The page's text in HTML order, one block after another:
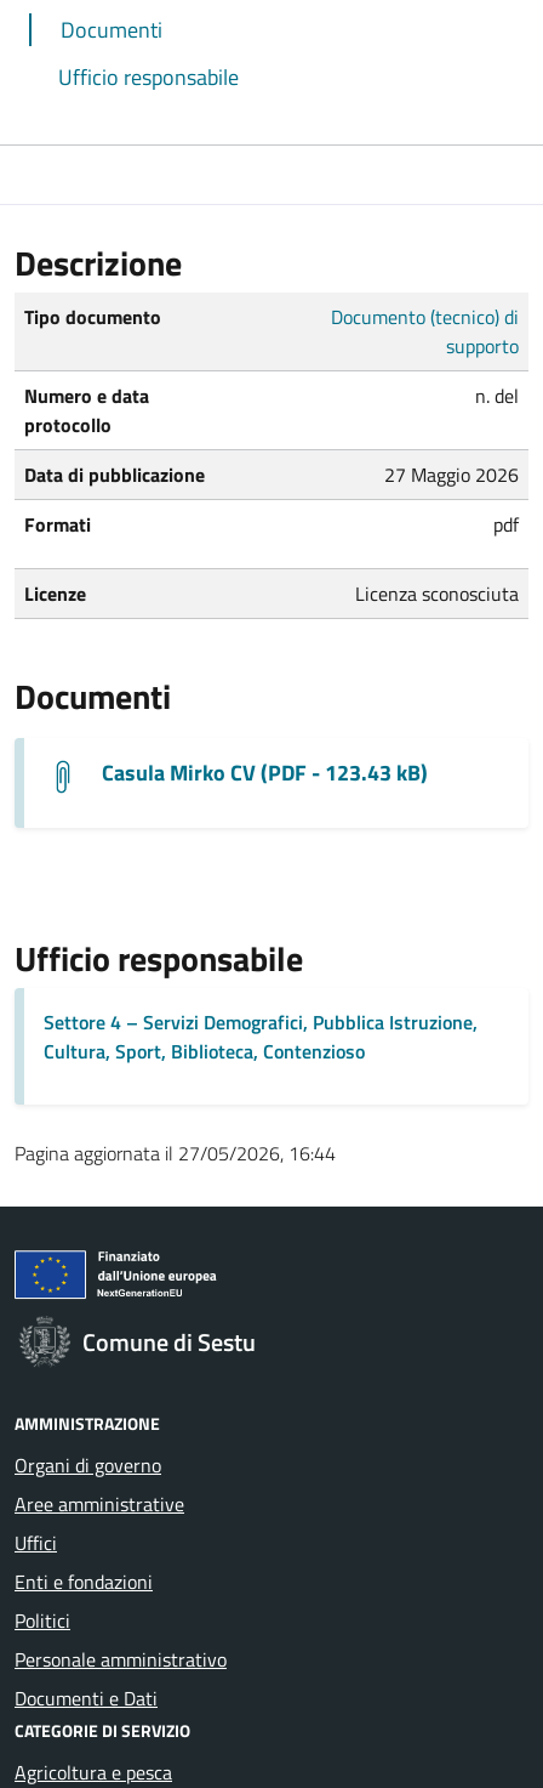
Documenti
Ufficio responsabile
Descrizione
Tipo documento
Documento (tecnico) di
supporto
Numero e data
protocollo
n. del
Data di pubblicazione
27 Maggio 2026
Formati
pdf
Licenze Licenza sconosciuta
Documenti
Casula Mirko CV (PDF - 123.43 kB)
Ufficio responsabile
Settore 4 – Servizi Demografici, Pubblica Istruzione,
Cultura, Sport, Biblioteca, Contenzioso
Pagina aggiornata il 27/05/2026, 16:44
Comune di Sestu
AMMINISTRAZIONE
Organi di governo
Aree amministrative
Uffici
Enti e fondazioni
Politici
Personale amministrativo
Documenti e Dati
CATEGORIE DI SERVIZIO
Agricoltura e pesca